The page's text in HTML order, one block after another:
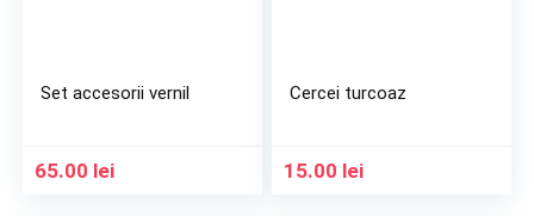
Set accesorii vernil
65.00 lei
Cercei turcoaz
15.00 lei